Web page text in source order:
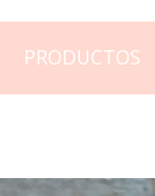
PRODUCTOS